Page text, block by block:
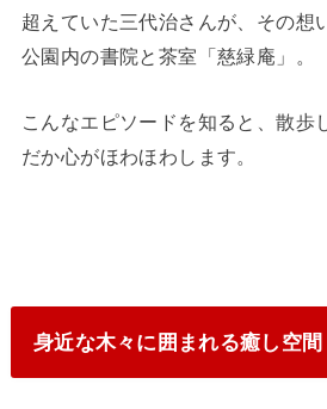
超えていた三代治さんが、その
公園内の書院と茶室「慈緑庵」。
こんなエピソードを知ると、散歩
だか心がほわほわします。
身近な木々に囲まれる癒し空間